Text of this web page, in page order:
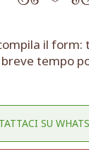
il form:
tempo
SU